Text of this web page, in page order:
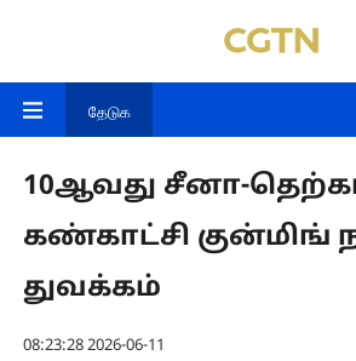
தேடுக
10ஆவது சீனா-
கண்காட்சி குன்மிங்
துவக்கம்
08:23:28 2026-06-11